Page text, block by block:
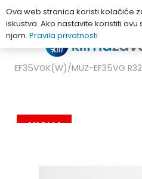
MITSUBISHI ELECTRIC
EF35VGK(W)/MUZ-EF35VG
AKCIJA
Ova web stranica koristi kolačiće
iskustva. Ako nastavite koristiti ovu
njom. Pravila privatnosti